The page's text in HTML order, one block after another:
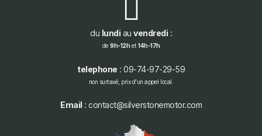
du lundi au vendredi :
de 9h-12het 14h-17h
telephone : 09-74-97-29-59
non surtaxé, prix d'un appel local.
Email : contact@silverstonemotor.com